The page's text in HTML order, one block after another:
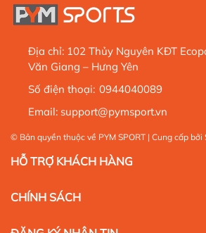
Địa chỉ: 102 Thủy Nguyên KĐT
Văn Giang – Hưng Yên
Số điện thoại: 0944040089
Email: support@pymsport.vn
© Bản quyền thuộc về PYM SPORT | Cung cấp bởi
HỖ TRỢ KHÁCH HÀNG
CHÍNH SÁCH